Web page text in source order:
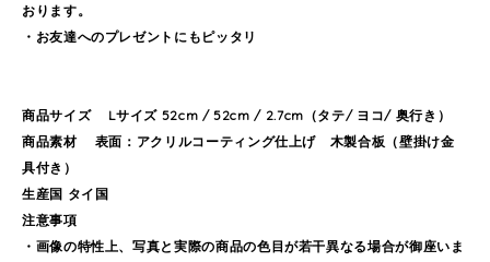
おります。
・お友達へのプレゼントにもピッタリ
商品サイズ Lサイズ 52cm / 52cm / 2.7cm（タテ/ ヨコ/ 奥行き）
商品素材 表面：アクリルコーティング仕上げ 木製合板（壁掛け金
具付き）
生産国 タイ国
注意事項
・画像の特性上、写真と実際の商品の色目が若干異なる場合が御座いま